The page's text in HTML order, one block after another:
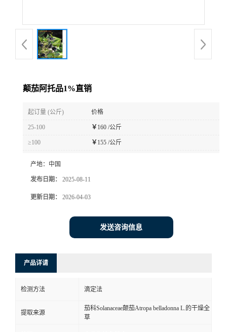
颠茄阿托品1%直销
起订量 (公斤) 价格
25-100 ￥ 160 /公斤
≥100 ￥ 155 /公斤
产地： 中国
发布日期： 2025-08-11
更新日期： 2026-04-03
发送咨询信息
产品详请
检测方法 滴定法
提取来源
茄科Solanaceae颠茄Atropa belladonna L.的干燥全
草